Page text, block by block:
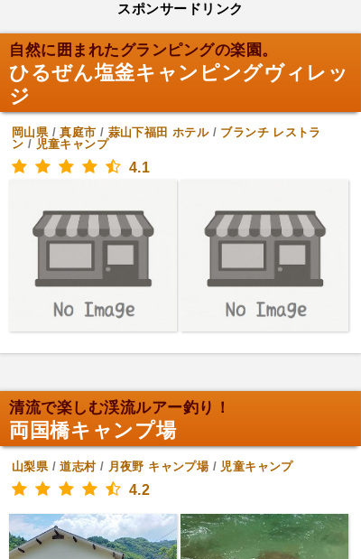
スポンサードリンク
自然に囲まれたグランピングの楽園。
ひるぜん塩釜キャンピングヴィレッ
ジ
岡山県/真庭市 / 蒜山下福田 ホテル/ ブランチ レストラ
ン / 児童キャンプ
4.1
清流で楽しむ渓流ルアー釣り！
両国橋キャンプ場
山梨県/道志村/ 月夜野 キャンプ場/ 児童キャンプ
4.2